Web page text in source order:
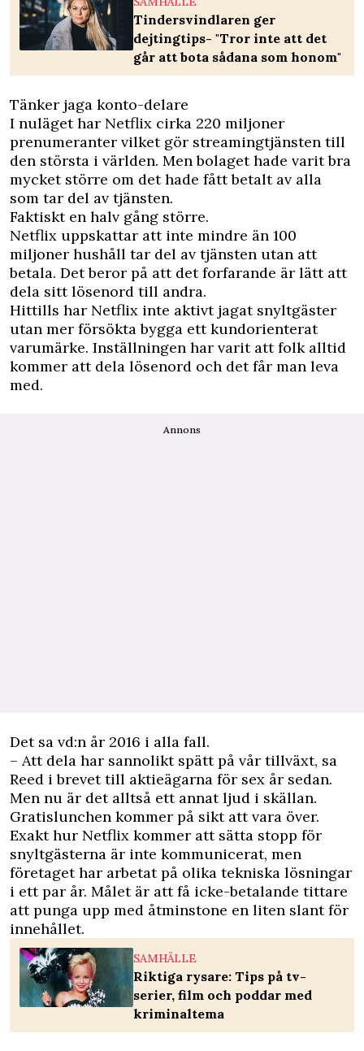
Tindersvindlaren ger
dejtingtips- "Tror inte att det
går att bota sådana som honom"
Tänker jaga konto-delare
I nuläget har Netflix cirka 220 miljoner
prenumeranter vilket gör streamingtjänsten till
den största i världen. Men bolaget hade varit bra
mycket större om det hade fått betalt av alla
som tar del av tjänsten.
Faktiskt en halv gång större.
Netflix uppskattar att inte mindre än 100
miljoner hushåll tar del av tjänsten utan att
betala. Det beror på att det forfarande är lätt att
dela sitt lösenord till andra.
Hittills har Netflix inte aktivt jagat snyltgäster
utan mer försökta bygga ett kundorienterat
varumärke. Inställningen har varit att folk alltid
kommer att dela lösenord och det får man leva
med.
Annons
Det sa vd:n år 2016 i alla fall.
– Att dela har sannolikt spätt på vår tillväxt, sa
Reed i brevet till aktieägarna för sex år sedan.
Men nu är det alltså ett annat ljud i skällan.
Gratislunchen kommer på sikt att vara över.
Exakt hur Netflix kommer att sätta stopp för
snyltgästerna är inte kommunicerat, men
företaget har arbetat på olika tekniska lösningar
i ett par år. Målet är att få icke-betalande tittare
att punga upp med åtminstone en liten slant för
innehållet.
SAMHÄLLE
Riktiga rysare: Tips på tv-
serier, film och poddar med
kriminaltema